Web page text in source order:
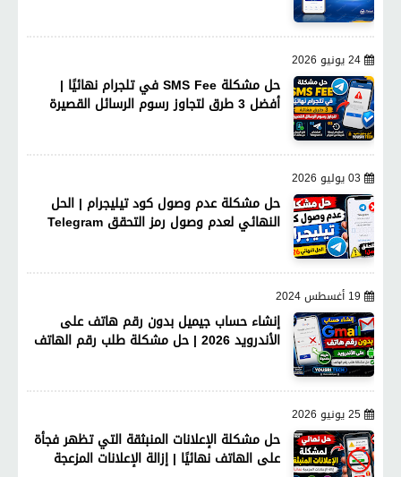
24 يونيو 2026
حل مشكلة SMS Fee في تلجرام نهائيًا |
أفضل 3 طرق لتجاوز رسوم الرسائل القصيرة
03 يوليو 2026
حل مشكلة عدم وصول كود تيليجرام | الحل
النهائي لعدم وصول رمز التحقق Telegram
19 أغسطس 2024
إنشاء حساب جيميل بدون رقم هاتف على
الأندرويد 2026 | حل مشكلة طلب رقم الهاتف
25 يونيو 2026
حل مشكلة الإعلانات المنبثقة التي تظهر فجأة
على الهاتف نهائيًا | إزالة الإعلانات المزعجة